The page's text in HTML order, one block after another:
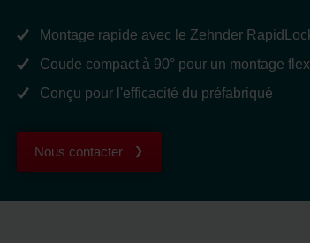
Montage rapide avec le Zehnder
Coude compact à 90° pour un montage
Conçu pour l'efficacité du préfabriqué
Nous contacter